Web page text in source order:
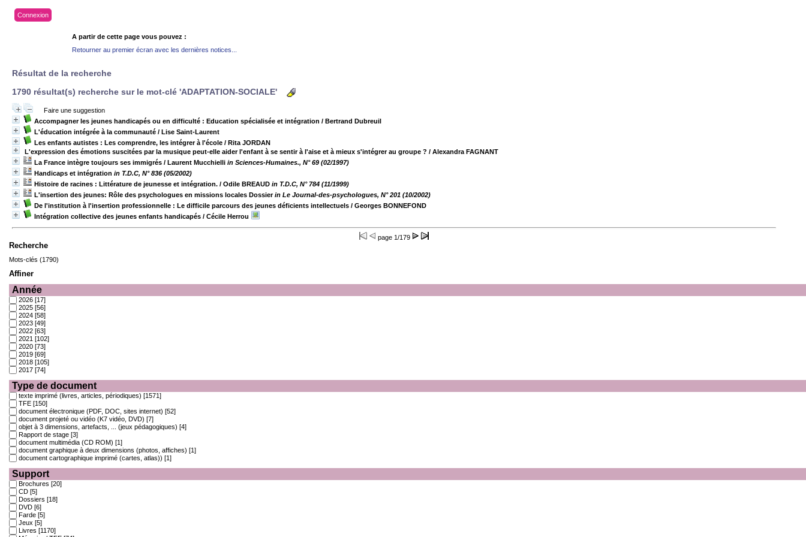
Connexion
A partir de cette page vous pouvez :
Retourner au premier écran avec les dernières notices...
Résultat de la recherche
1790 résultat(s) recherche sur le mot-clé 'ADAPTATION-SOCIALE'
Faire une suggestion
Accompagner les jeunes handicapés ou en difficulté : Education spécialisée et intégration / Bertrand Dubreuil
L'éducation intégrée à la communauté / Lise Saint-Laurent
Les enfants autistes : Les comprendre, les intégrer à l'école / Rita JORDAN
L'expression des émotions suscitées par la musique peut-elle aider l'enfant à se sentir à l'aise et à mieux s'intégrer au groupe ? / Alexandra FAGNANT
La France intègre toujours ses immigrés / Laurent Mucchielli in Sciences-Humaines., N° 69 (02/1997)
Handicaps et intégration in T.D.C, N° 836 (05/2002)
Histoire de racines : Littérature de jeunesse et intégration. / Odile BREAUD in T.D.C, N° 784 (11/1999)
L'insertion des jeunes: Rôle des psychologues en missions locales Dossier in Le Journal-des-psychologues, N° 201 (10/2002)
De l'institution à l'insertion professionnelle : Le difficile parcours des jeunes déficients intellectuels / Georges BONNEFOND
Intégration collective des jeunes enfants handicapés / Cécile Herrou
page 1/179
Recherche
Mots-clés (1790)
Affiner
Année
2026 [17]
2025 [56]
2024 [58]
2023 [49]
2022 [63]
2021 [102]
2020 [73]
2019 [69]
2018 [105]
2017 [74]
Type de document
texte imprimé (livres, articles, périodiques) [1571]
TFE [150]
document électronique (PDF, DOC, sites internet) [52]
document projeté ou vidéo (K7 vidéo, DVD) [7]
objet à 3 dimensions, artefacts, ... (jeux pédagogiques) [4]
Rapport de stage [3]
document multimédia (CD ROM) [1]
document graphique à deux dimensions (photos, affiches) [1]
document cartographique imprimé (cartes, atlas)) [1]
Support
Brochures [20]
CD [5]
Dossiers [18]
DVD [6]
Farde [5]
Jeux [5]
Livres [1170]